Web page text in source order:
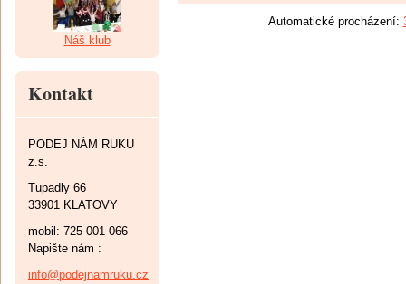
Automatické procházení:
Náš klub
Kontakt
PODEJ NÁM RUKU
z.s.
Tupadly 66
33901 KLATOVY
mobil: 725 001 066
Napište nám :
info@podejnamruku.cz